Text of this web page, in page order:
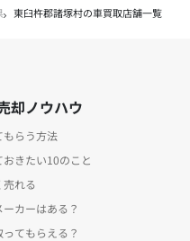
東臼杵郡諸塚村の車買取店舗一覧
却ノウハウ
もらう方法
きたい10のこと
れる
カーはある？
てもらえる？